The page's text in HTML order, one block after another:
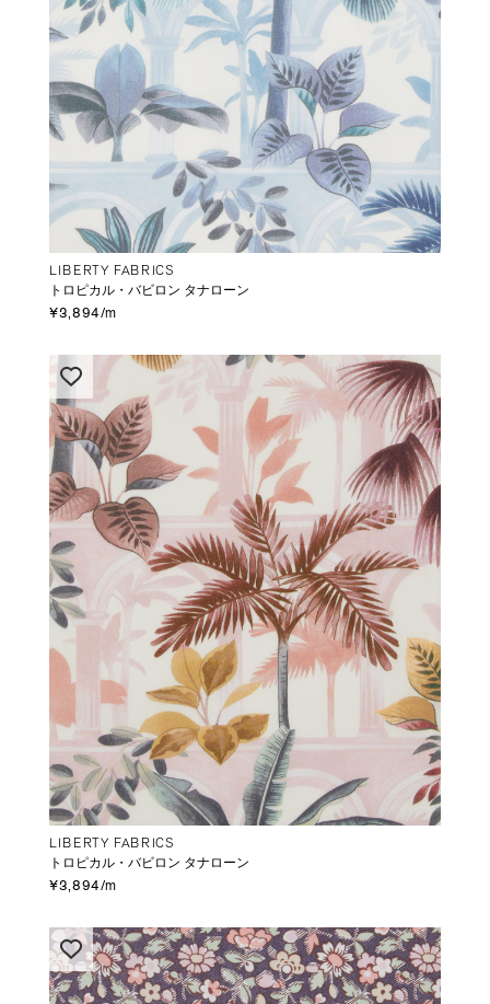
LIBERTY FABRICS
トロピカル・バビロン タナローン
¥3,894/m
LIBERTY FABRICS
トロピカル・バビロン タナローン
¥3,894/m